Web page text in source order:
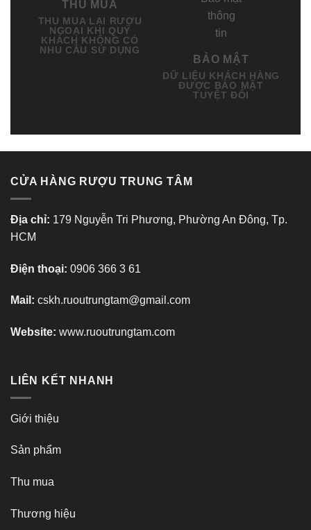
THU MUA
THU MUA LẠI RƯỢU
NGOẠI KHI QUÝ
KHÁCH KHÔNG CÓ
NHU CẦU SỬ DỤNG
BẢO MẬT
DỮ LIỆU KHÁCH HÀNG
ĐƯỢC BẢO MẬT
TUYỆT ĐỐI
CỬA HÀNG RƯỢU TRUNG TÂM
Địa chỉ: 179 Nguyễn Tri Phương, Phường An Đông, Tp.
HCM
Điện thoại: 0906 366 3 61
Mail: cskh.ruoutrungtam@gmail.com
Website: www.ruoutrungtam.com
LIÊN KẾT NHANH
Giới thiệu
Sản phẩm
Thu mua
Thương hiệu